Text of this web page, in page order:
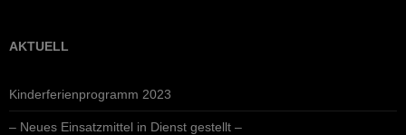
AKTUELL
Kinderferienprogramm 2023
– Neues Einsatzmittel in Dienst gestellt –